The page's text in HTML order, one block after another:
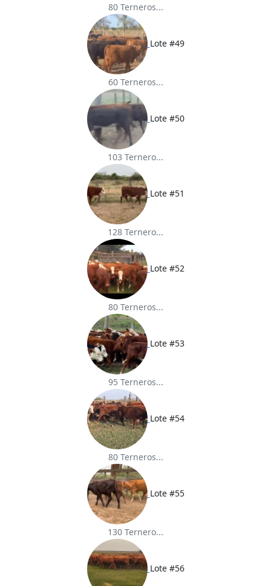
80 Terneros...
Lote #49
60 Terneros...
Lote #50
103 Ternero...
Lote #51
128 Ternero...
Lote #52
80 Terneros...
Lote #53
95 Terneros...
Lote #54
80 Terneros...
Lote #55
130 Ternero...
Lote #56